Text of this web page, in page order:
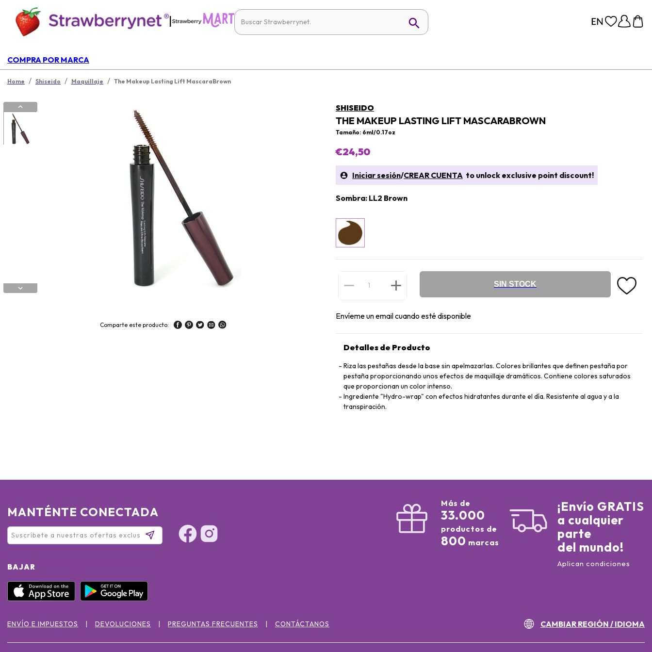
|
COMPRA POR MARCA
Home / Shiseido / Maquillaje / The Makeup Lasting Lift MascaraBrown
Comparte este producto:
SHISEIDO
THE MAKEUP LASTING LIFT MASCARABROWN
Tamaño: 6ml/0.17oz
€24,50
Iniciar sesión/CREAR CUENTA to unlock exclusive point discount!
Sombra: LL2 Brown
SIN STOCK
Envíeme un email cuando esté disponible
Detalles de Producto
Riza las pestañas desde la base sin apelmazarlas. Colores brillantes que definen pestaña por
pestaña proporcionando unos efectos de maquillaje dramáticos. Contiene colores saturados
que proporcionan un color intenso.
Ingrediente "Hydro-wrap" con efectos hidratantes durante el día. Resistente al agua y a la
transpiración.
MANTÉNTE CONECTADA
BAJAR
Más de
33.000
productos de
800 marcas
¡Envío GRATIS
a cualquier
parte
del mundo!
Aplican condiciones
ENVÍO E IMPUESTOS DEVOLUCIONES PREGUNTAS FRECUENTES CONTÁCTANOS CAMBIAR REGIÓN / IDIOMA